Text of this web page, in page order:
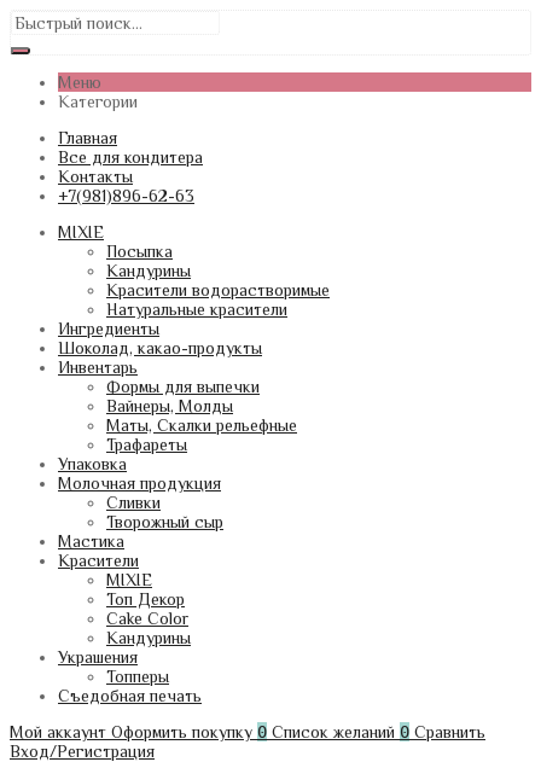
Меню
Категории
Главная
Все для кондитера
Контакты
+7(981)896-62-63
MIXIE
Посыпка
Кандурины
Красители водорастворимые
Натуральные красители
Ингредиенты
Шоколад, какао-продукты
Инвентарь
Формы для выпечки
Вайнеры, Молды
Маты, Скалки рельефные
Трафареты
Упаковка
Молочная продукция
Сливки
Творожный сыр
Мастика
Красители
MIXIE
Топ Декор
Cake Color
Кандурины
Украшения
Топперы
Съедобная печать
Мой аккаунт Оформить покупку 0 Список желаний 0 Сравнить
Вход/Регистрация